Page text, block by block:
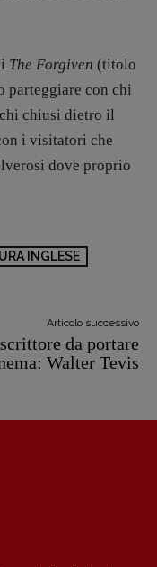
The Forgiven (titolo
parteggiare con chi
chiusi dietro il
i visitatori che
dove proprio
INGLESE
Articolo successivo
da portare
Walter Tevis